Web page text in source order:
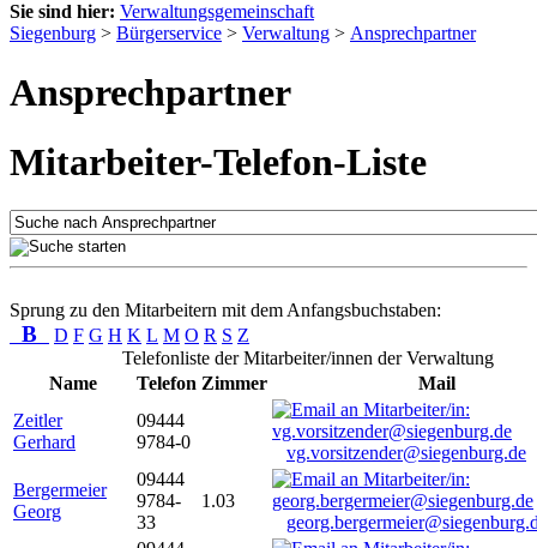
Sie sind hier: Verwaltungsgemeinschaft
Siegenburg > Bürgerservice > Verwaltung > Ansprechpartner
Ansprechpartner
Mitarbeiter-Telefon-Liste
Sprung zu den Mitarbeitern mit dem Anfangsbuchstaben:
B D F G H K L M O R S Z
Telefonliste der Mitarbeiter/innen der Verwaltung
Name
Telefon Zimmer
Mail
Zeitler
Gerhard
09444
9784-0
vg.vorsitzender@siegenburg.de
Bergermeier
Georg
09444
9784-
33
1.03